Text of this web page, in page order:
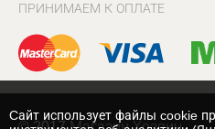
ПРИНИМАЕМ К ОПЛАТЕ
Cайт использует файлы cookie